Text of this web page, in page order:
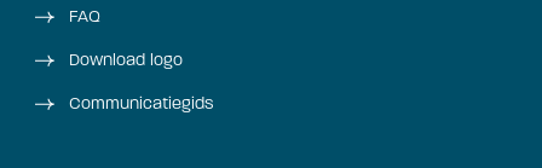
FAQ
Download logo
Communicatiegids